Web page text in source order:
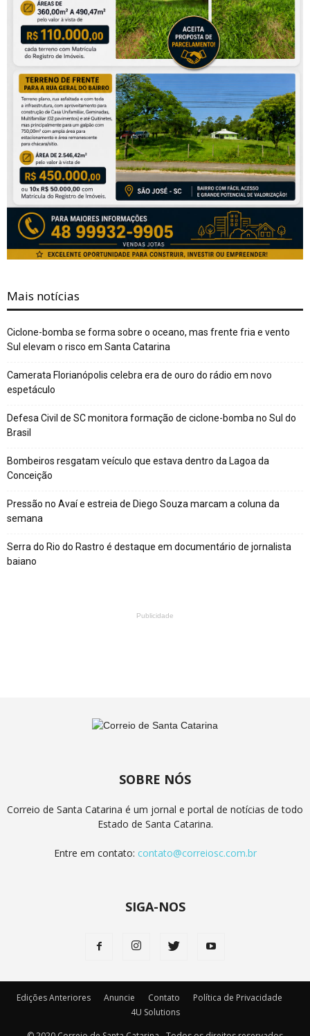
Mais notícias
Ciclone-bomba se forma sobre o oceano, mas frente fria e vento
Sul elevam o risco em Santa Catarina
Camerata Florianópolis celebra era de ouro do rádio em novo
espetáculo
Defesa Civil de SC monitora formação de ciclone-bomba no Sul do
Brasil
Bombeiros resgatam veículo que estava dentro da Lagoa da
Conceição
Pressão no Avaí e estreia de Diego Souza marcam a coluna da
semana
Serra do Rio do Rastro é destaque em documentário de jornalista
baiano
Publicidade
SOBRE NÓS
Correio de Santa Catarina é um jornal e portal de notícias de todo
Estado de Santa Catarina.
Entre em contato: contato@correiosc.com.br
SIGA-NOS
Edições Anteriores Anuncie Contato
Política de Privacidade
4U Solutions